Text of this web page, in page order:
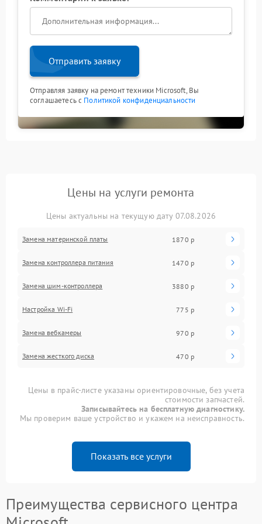
сроки.
Отправить заявку
Отправляя заявку на ремонт техники Microsoft, Вы
соглашаетесь с Политикой конфиденциальности
Цены на услуги ремонта
Цены актуальны на текущую дату 07.08.2026
Замена материнской платы 1870 р
Замена контроллера питания 1470 р
Замена шим-контроллера 3880 р
Настройка Wi-Fi 775 р
Замена вебкамеры 970 р
Замена жесткого диска 470 р
Цены в прайс-листе указаны ориентировочные, без учета
стоимости запчастей.
Записывайтесь на бесплатную диагностику.
Мы проверим ваше устройство и укажем на неисправность.
Показать все услуги
Преимущества сервисного центра